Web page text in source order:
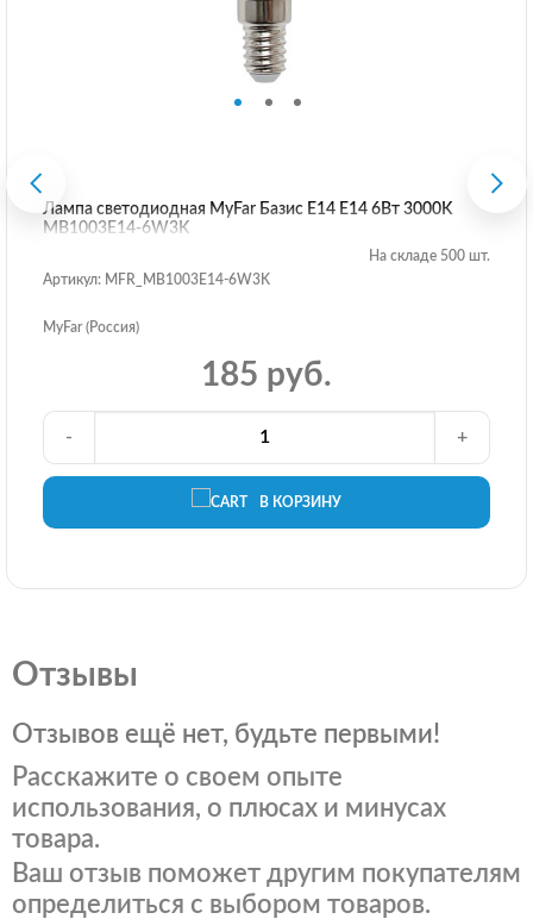
Лампа светодиодная MyFar Базис E14 E14 6Вт 3000K
MB1003E14-6W3K
На складе 500 шт.
Артикул: MFR_MB1003E14-6W3K
MyFar (Россия)
185 руб.
В КОРЗИНУ
- +
Отзывы
Отзывов ещё нет, будьте первыми!
Расскажите о своем опыте
использования, о плюсах и минусах
товара.
Ваш отзыв поможет другим покупателям
определиться с выбором товаров.